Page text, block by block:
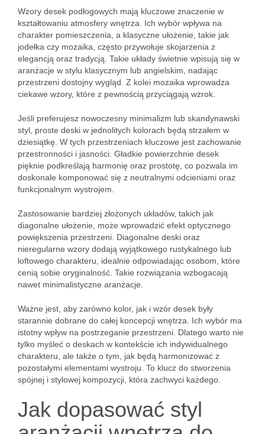
Wzory desek podłogowych mają kluczowe znaczenie w
kształtowaniu atmosfery wnętrza. Ich wybór wpływa na
charakter pomieszczenia, a klasyczne ułożenie, takie jak
jodełka czy mozaika, często przywołuje skojarzenia z
elegancją oraz tradycją. Takie układy świetnie wpisują się w
aranżacje w stylu klasycznym lub angielskim, nadając
przestrzeni dostojny wygląd. Z kolei mozaika wprowadza
ciekawe wzory, które z pewnością przyciągają wzrok.
Jeśli preferujesz nowoczesny minimalizm lub skandynawski
styl, proste deski w jednolitych kolorach będą strzałem w
dziesiątkę. W tych przestrzeniach kluczowe jest zachowanie
przestronności i jasności. Gładkie powierzchnie desek
pięknie podkreślają harmonię oraz prostotę, co pozwala im
doskonale komponować się z neutralnymi odcieniami oraz
funkcjonalnym wystrojem.
Zastosowanie bardziej złożonych układów, takich jak
diagonalne ułożenie, może wprowadzić efekt optycznego
powiększenia przestrzeni. Diagonalne deski oraz
nieregularne wzory dodają wyjątkowego rustykalnego lub
loftowego charakteru, idealnie odpowiadając osobom, które
cenią sobie oryginalność. Takie rozwiązania wzbogacają
nawet minimalistyczne aranżacje.
Ważne jest, aby zarówno kolor, jak i wzór desek były
starannie dobrane do całej koncepcji wnętrza. Ich wybór ma
istotny wpływ na postrzeganie przestrzeni. Dlatego warto nie
tylko myśleć o deskach w kontekście ich indywidualnego
charakteru, ale także o tym, jak będą harmonizować z
pozostałymi elementami wystroju. To klucz do stworzenia
spójnej i stylowej kompozycji, która zachwyci każdego.
Jak dopasować styl